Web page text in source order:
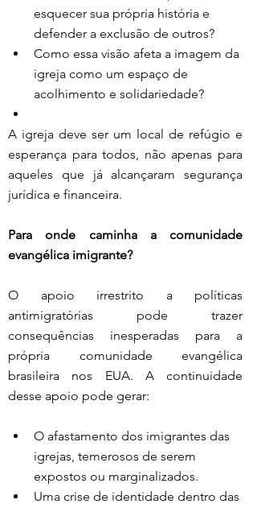
esquecer sua própria história e
defender a exclusão de outros?
Como essa visão afeta a imagem da
igreja como um espaço de
acolhimento e solidariedade?
A igreja deve ser um local de refúgio e
esperança para todos, não apenas para
aqueles que já alcançaram segurança
jurídica e financeira.
Para onde caminha a comunidade
evangélica imigrante?
O apoio irrestrito a políticas
antimigratórias pode trazer
consequências inesperadas para a
própria comunidade evangélica
brasileira nos EUA. A continuidade
desse apoio pode gerar:
O afastamento dos imigrantes das
igrejas, temerosos de serem
expostos ou marginalizados.
Uma crise de identidade dentro das